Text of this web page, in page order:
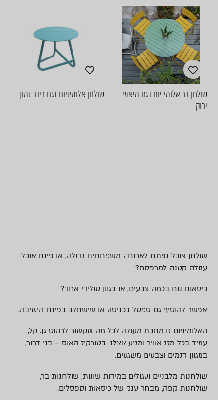
שולחן בר אלומיניום דגם מיאמי
ירוק
שולחן אלומיניום דגם ריבר נמוך
שולחן אוכל נפתח לארוחה משפחתית גדולה, או פינת אוכל
עגולה קטנה למרפסת?
כיסאות נוח בכמה צבעים, או בגוון סולידי אחד?
אפשר להוסיף גם ספסל בכניסה או שישתלב בפינת הישיבה.
האלומיניום זו מתכת מעולה לכל מה שקשור לרהוט גן. קל,
עמיד בכל מזג אוויר ומגיע אצלנו בטורקיז האוס – בני דרור,
במגוון דגמים וצבעים משגעים.
שולחנות מלבניים ועגולים במידות שונות, שולחנות בר,
שולחנות קפה, מבחר ענק של כיסאות וספסלים.